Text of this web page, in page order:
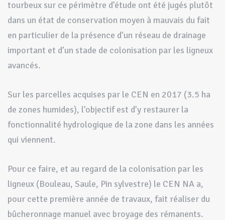
tourbeux sur ce périmètre d’étude ont été jugés plutôt
dans un état de conservation moyen à mauvais du fait
en particulier de la présence d’un réseau de drainage
important et d’un stade de colonisation par les ligneux
avancés.
Sur les parcelles acquises par le CEN en 2017 (3.5 ha
de zones humides), l’objectif est d’y restaurer la
fonctionnalité hydrologique de la zone dans les années
qui viennent.
Pour ce faire, et au regard de la colonisation par les
ligneux (Bouleau, Saule, Pin sylvestre) le CEN NA a,
pour cette première année de travaux, fait réaliser du
bûcheronnage manuel avec broyage des rémanents.